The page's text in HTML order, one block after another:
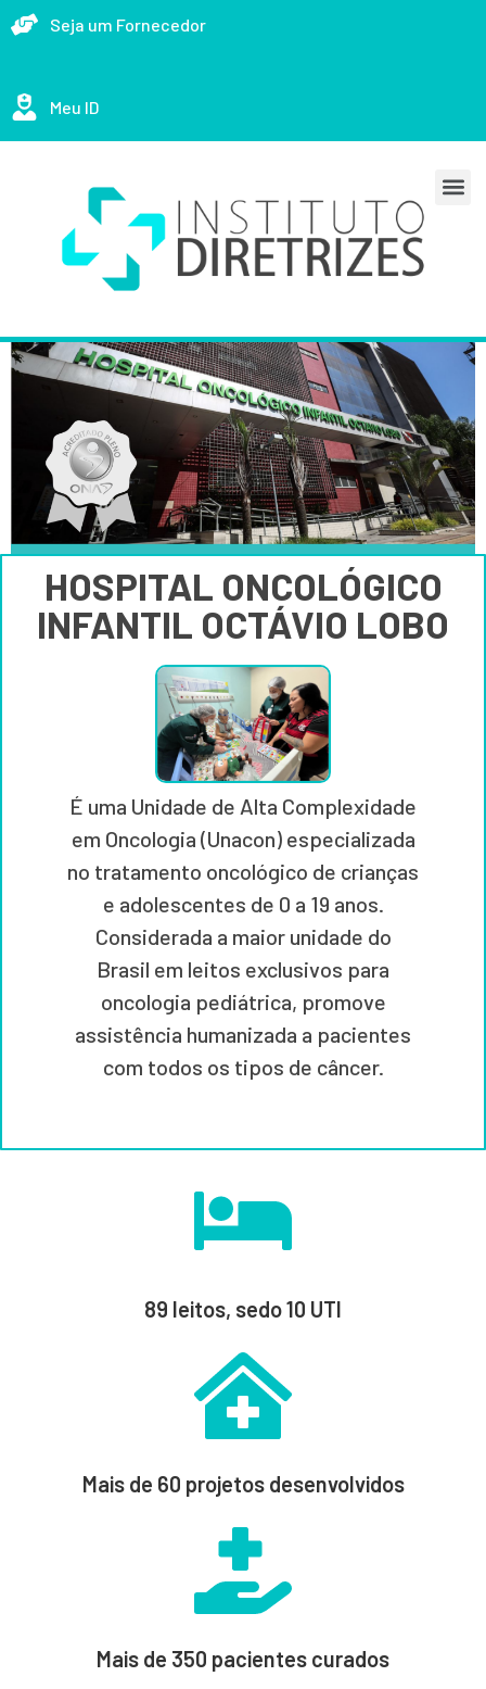
Seja um Fornecedor
Meu ID
HOSPITAL ONCOLÓGICO
INFANTIL OCTÁVIO LOBO
É uma Unidade de Alta Complexidade
em Oncologia (Unacon) especializada
no tratamento oncológico de crianças
e adolescentes de 0 a 19 anos.
Considerada a maior unidade do
Brasil em leitos exclusivos para
oncologia pediátrica, promove
assistência humanizada a pacientes
com todos os tipos de câncer.
89 leitos, sedo 10 UTI
Mais de 60 projetos desenvolvidos
Mais de 350 pacientes curados